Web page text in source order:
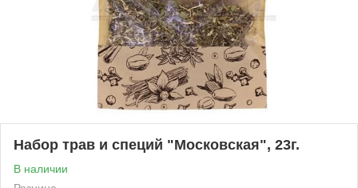
Набор трав и специй "Московская", 23г.
В наличии